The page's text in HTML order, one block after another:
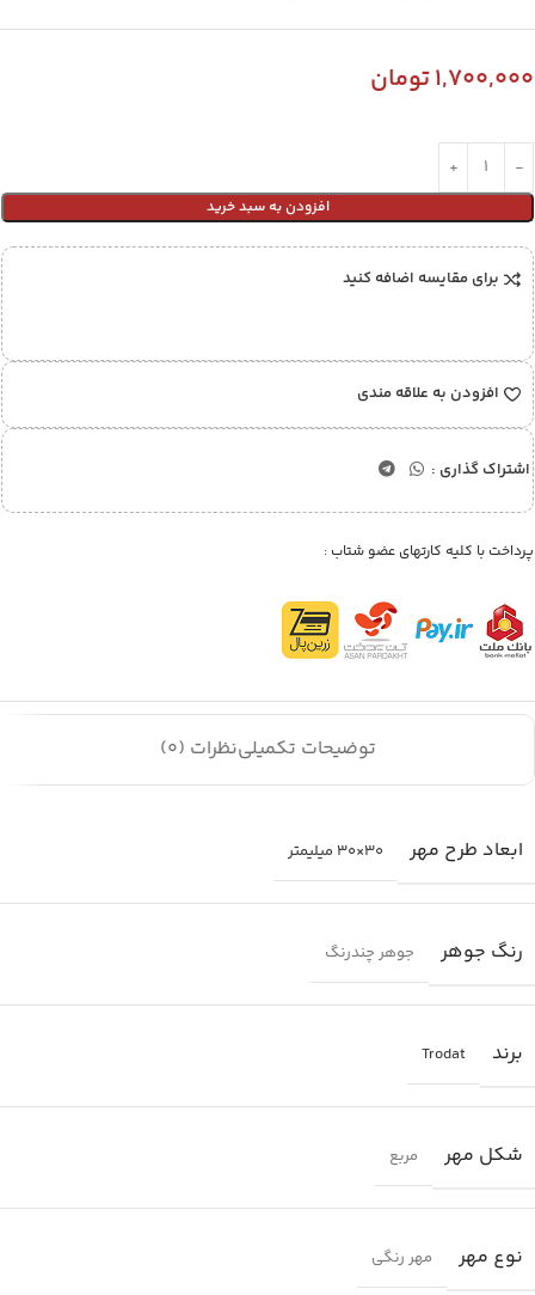
1,700,000تومان
افزودن به سبد خرید
برای مقایسه اضافه کنید
افزودن به علاقه مندی
اشتراک گذاری :
پرداخت با کلیه کارتهای عضو شتاب :
توضیحات تکمیلینظرات (0)
ابعاد طرح مهر 30×30 میلیمتر
رنگ جوهر جوهر چندرنگ
برند Trodat
شکل مهر مربع
نوع مهر مهر رنگی